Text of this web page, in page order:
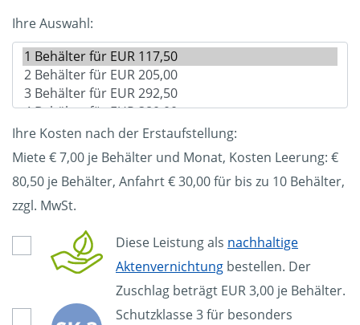
Ihre Auswahl:
Ihre Kosten nach der Erstaufstellung:
Miete € 7,00 je Behälter und Monat, Kosten Leerung: €
80,50 je Behälter, Anfahrt € 30,00 für bis zu 10 Behälter,
zzgl. MwSt.
Diese Leistung als nachhaltige
Aktenvernichtung bestellen. Der
Zuschlag beträgt EUR 3,00 je Behälter.
Schutzklasse 3 für besonders